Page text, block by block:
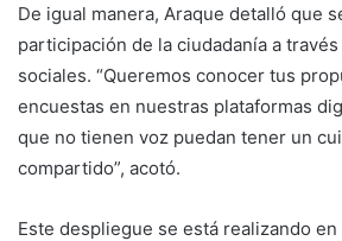
De igual manera, Araque detalló que
participación de la ciudadanía a
sociales. “Queremos conocer tus
encuestas en nuestras plataformas
que no tienen voz puedan tener un
compartido”, acotó.
Este despliegue se está realizando